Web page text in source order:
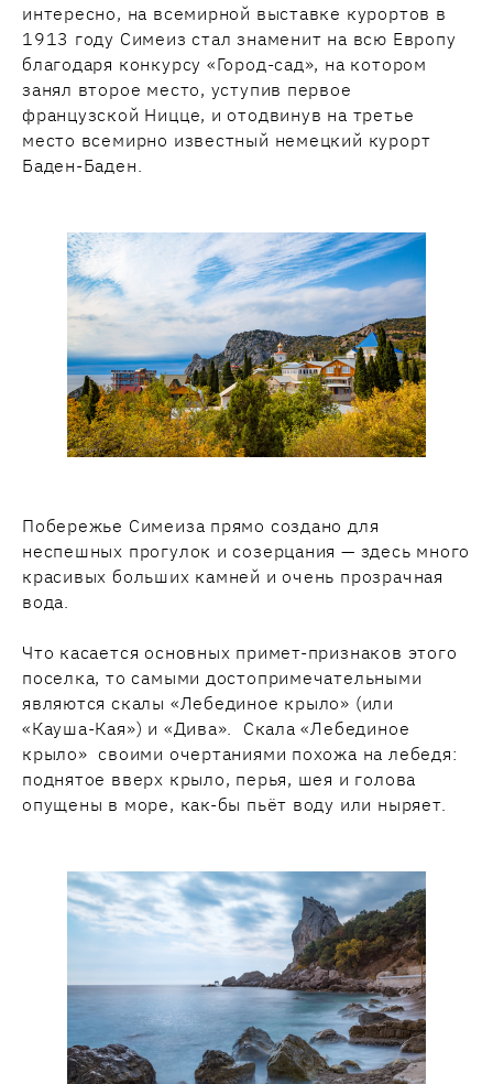
интересно, на всемирной выставке курортов в
1913 году Симеиз стал знаменит на всю Европу
благодаря конкурсу «Город-сад», на котором
занял второе место, уступив первое
французской Ницце, и отодвинув на третье
место всемирно известный немецкий курорт
Баден-Баден.
Побережье Симеиза прямо создано для
неспешных прогулок и созерцания — здесь много
красивых больших камней и очень прозрачная
вода.
Что касается основных примет-признаков этого
поселка, то самыми достопримечательными
являются скалы «Лебединое крыло» (или
«Кауша-Кая») и «Дива». Скала «Лебединое
крыло» своими очертаниями похожа на лебедя:
поднятое вверх крыло, перья, шея и голова
опущены в море, как-бы пьёт воду или ныряет.